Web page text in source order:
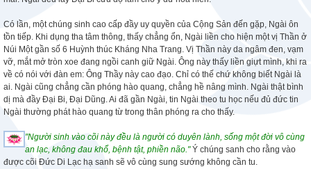
Có lần, một chúng sinh cao cấp đầy uy quyền của Cộng Sản đến gặp, Ngài ôn
tồn tiếp. Khi dụng tha tâm thông, thấy chẳng ổn, Ngài liền cho hiện một vị Thần ở
Núi Một gần số 6 Huỳnh thúc Kháng Nha Trang. Vị Thần này da ngâm đen, vạm
vỡ, mắt mở tròn xoe đang ngồi canh giữ Ngài. Ông này thấy liền giựt mình, khi ra
về có nói với đàn em: Ông Thầy này cao đạo. Chỉ có thế chứ không biết Ngài là
ai. Ngài cũng chẳng cần phóng hào quang, chẳng hề nâng mình. Ngài thật bình
dị mà đầy Đại Bi, Đại Dũng. Ai đã gần Ngài, tin Ngài theo tu học nếu đủ đức tin
Ngài thường phát hào quang từ trong thân phóng ra cho thấy.
"Người sinh vào cõi này đều là người có duyên lành, sống một đời vô cùng
an lạc, không đau khổ, bệnh tật, phiền não."Ý chúng sanh cho rằng vào
được cõi Đức Di Lạc hạ sanh sẽ vô cùng sung sướng không cần tu.